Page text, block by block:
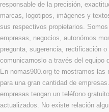
responsable de la precisión,
marcas, logotipos, imágenes y
sus respectivos propietarios.
empresas, negocios, autonómos
pregunta, sugerencia, rectificación
comunicarnoslo a través del equipo
En nomas900.org te mostramos
para una gran cantidad de
empresas tengan un teléfono
actualizados. No existe relación